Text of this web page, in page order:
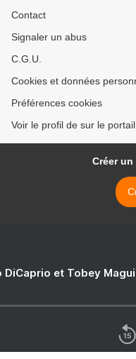
Contact
Signaler un abus
C.G.U.
Cookies et données
Préférences cookies
Voir le profil de sur le
Créer
DiCaprio et Tobey